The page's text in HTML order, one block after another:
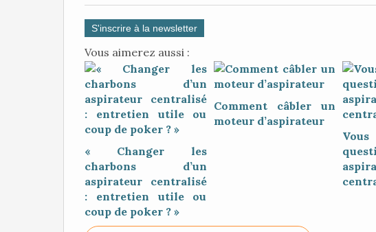
S'inscrire à la newsletter
Vous aimerez aussi :
« Changer les
charbons d’un
aspirateur centralisé
: entretien utile ou
coup de poker ? »
Comment câbler un
moteur d’aspirateur